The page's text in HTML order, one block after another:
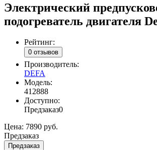
Электрический
подогреватель двигателя
Рейтинг:
0 отзывов
Производитель:
DEFA
Модель:
412888
Доступно:
Предзаказ0
Цена: 7890 руб.
Предзаказ
Предзаказ